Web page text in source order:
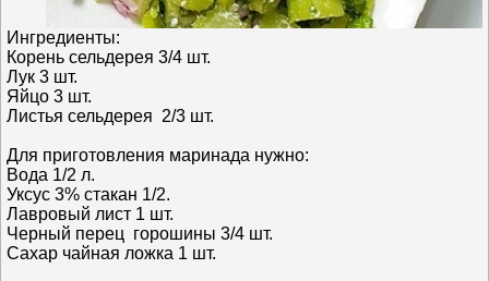
Ингредиенты:
Корень сельдерея 3/4 шт.
Лук 3 шт.
Яйцо 3 шт.
Листья сельдерея 2/3 шт.
Для приготовления маринада нужно:
Вода 1/2 л.
Уксус 3% стакан 1/2.
Лавровый лист 1 шт.
Черный перец горошины 3/4 шт.
Сахар чайная ложка 1 шт.